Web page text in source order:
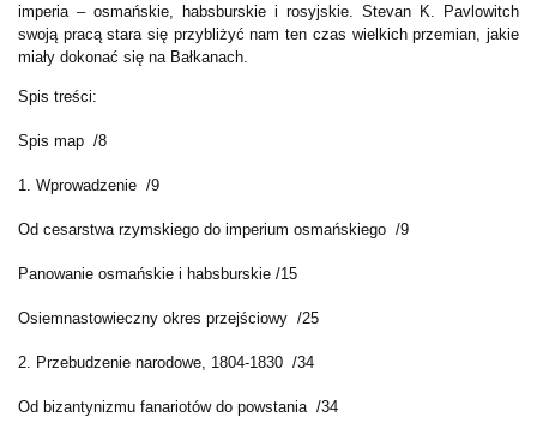
imperia – osmańskie, habsburskie i rosyjskie. Stevan K. Pavlowitch
swoją pracą stara się przybliżyć nam ten czas wielkich przemian, jakie
miały dokonać się na Bałkanach.
Spis treści:
Spis map /8
1. Wprowadzenie /9
Od cesarstwa rzymskiego do imperium osmańskiego /9
Panowanie osmańskie i habsburskie /15
Osiemnastowieczny okres przejściowy /25
2. Przebudzenie narodowe, 1804-1830 /34
Od bizantynizmu fanariotów do powstania /34